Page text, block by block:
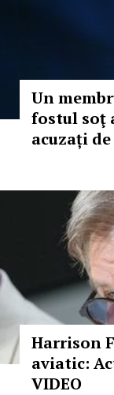
Un
fostul soţ
acuzați
Harrison
aviatic:
VIDEO